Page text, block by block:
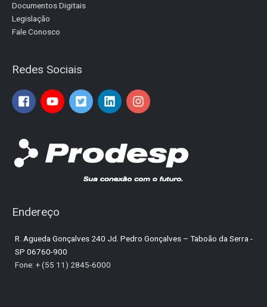
Documentos Digitais
Legislação
Fale Conosco
Redes Sociais
Endereço
R. Agueda Gonçalves 240 Jd. Pedro Gonçalves – Taboão da Serra -
SP 06760-900
Fone: + (55 11) 2845-6000